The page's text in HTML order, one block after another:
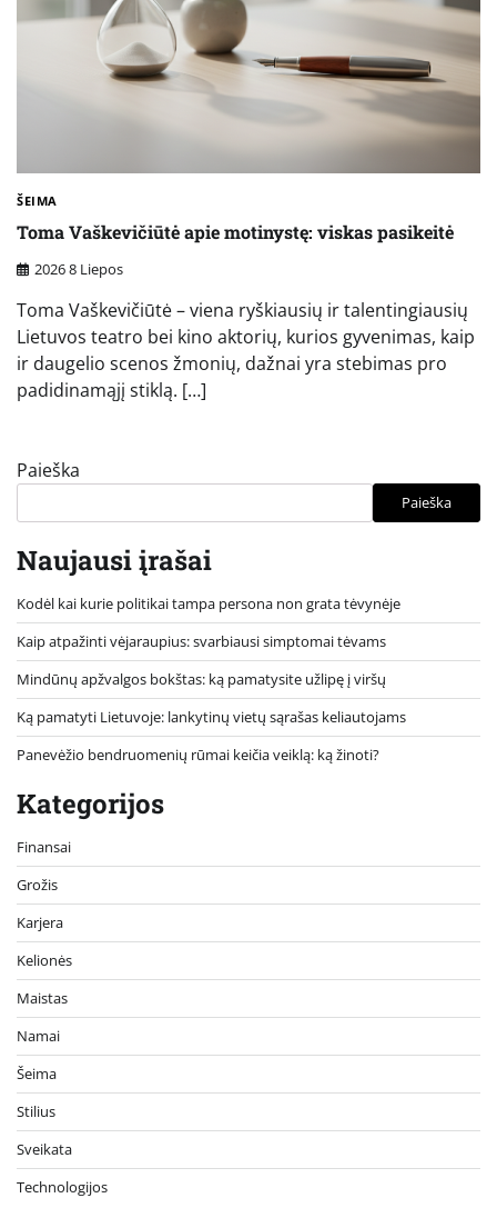
ŠEIMA
Toma Vaškevičiūtė apie motinystę: viskas pasikeitė
2026 8 Liepos
Toma Vaškevičiūtė – viena ryškiausių ir talentingiausių
Lietuvos teatro bei kino aktorių, kurios gyvenimas, kaip
ir daugelio scenos žmonių, dažnai yra stebimas pro
padidinamąjį stiklą. […]
Paieška
Paieška
Naujausi įrašai
Kodėl kai kurie politikai tampa persona non grata tėvynėje
Kaip atpažinti vėjaraupius: svarbiausi simptomai tėvams
Mindūnų apžvalgos bokštas: ką pamatysite užlipę į viršų
Ką pamatyti Lietuvoje: lankytinų vietų sąrašas keliautojams
Panevėžio bendruomenių rūmai keičia veiklą: ką žinoti?
Kategorijos
Finansai
Grožis
Karjera
Kelionės
Maistas
Namai
Šeima
Stilius
Sveikata
Technologijos